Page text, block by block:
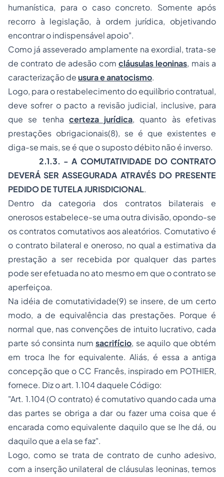
humanística, para o caso concreto. Somente após
recorro à legislação, à ordem jurídica, objetivando
encontrar o indispensável apoio".
Como já asseverado amplamente na exordial, trata-se
de contrato de adesão com cláusulas leoninas, mais a
caracterização deusura e anatocismo.
Logo, para o restabelecimento do equilíbrio contratual,
deve sofrer o pacto a revisão judicial, inclusive, para
que se tenha certeza jurídica, quanto às efetivas
prestações obrigacionais(8), se é que existentes e
diga-se mais, se é que o suposto débito não é inverso.
2.1.3. - A COMUTATIVIDADE DO CONTRATO
DEVERÁ SER ASSEGURADA ATRAVÉS DO PRESENTE
PEDIDO DE TUTELA JURISDICIONAL.
Dentro da categoria dos contratos bilaterais e
onerosos estabelece-se uma outra divisão, opondo-se
os contratos comutativos aos aleatórios. Comutativo é
o contrato bilateral e oneroso, no qual a estimativa da
prestação a ser recebida por qualquer das partes
pode ser efetuada no ato mesmo em que o contrato se
aperfeiçoa.
Na idéia de comutatividade(9) se insere, de um certo
modo, a de equivalência das prestações. Porque é
normal que, nas convenções de intuito lucrativo, cada
parte só consinta num sacrifício, se aquilo que obtém
em troca lhe for equivalente. Aliás, é essa a antiga
concepção que o CC Francês, inspirado em POTHIER,
fornece. Diz o art. 1.104 daquele Código:
"Art. 1.104 (O contrato) é comutativo quando cada uma
das partes se obriga a dar ou fazer uma coisa que é
encarada como equivalente daquilo que se lhe dá, ou
daquilo que a ela se faz".
Logo, como se trata de contrato de cunho adesivo,
com a inserção unilateral de cláusulas leoninas, temos